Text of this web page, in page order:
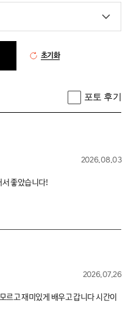
초기화
포토 후기
2026.08.03
서 좋았습니다!
2026.07.26
르고 재미있게 배우고 갑니다 시간이